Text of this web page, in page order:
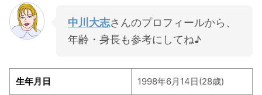
中川大志さんのプロフィールから、
年齢・身長も参考にしてね♪
生年月日 1998年6月14日(28歳)